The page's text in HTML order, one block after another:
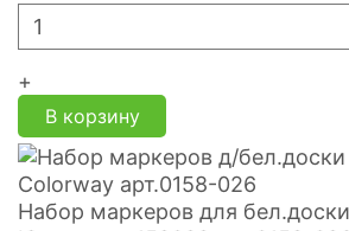
+
В корзину
Набор маркеров для